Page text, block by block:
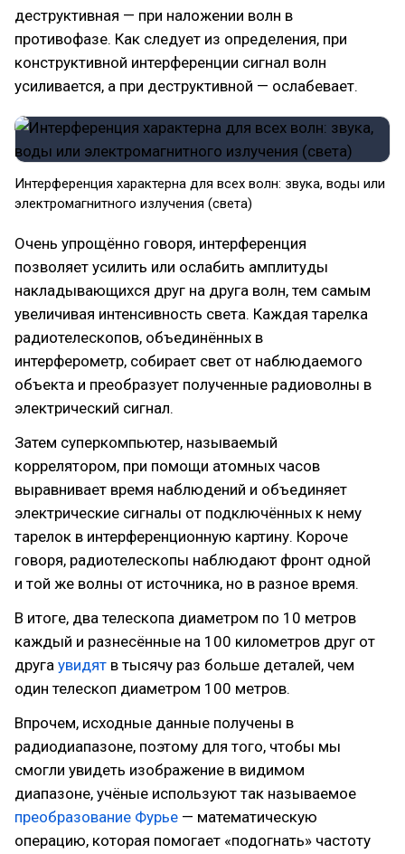
деструктивная — при наложении волн в
противофазе. Как следует из определения, при
конструктивной интерференции сигнал волн
усиливается, а при деструктивной — ослабевает.
Интерференция характерна для всех волн: звука, воды или
электромагнитного излучения (света)
Очень упрощённо говоря, интерференция
позволяет усилить или ослабить амплитуды
накладывающихся друг на друга волн, тем самым
увеличивая интенсивность света. Каждая тарелка
радиотелескопов, объединённых в
интерферометр, собирает свет от наблюдаемого
объекта и преобразует полученные радиоволны в
электрический сигнал.
Затем суперкомпьютер, называемый
коррелятором, при помощи атомных часов
выравнивает время наблюдений и объединяет
электрические сигналы от подключённых к нему
тарелок в интерференционную картину. Короче
говоря, радиотелескопы наблюдают фронт одной
и той же волны от источника, но в разное время.
В итоге, два телескопа диаметром по 10 метров
каждый и разнесённые на 100 километров друг от
друга увидят в тысячу раз больше деталей, чем
один телескоп диаметром 100 метров.
Впрочем, исходные данные получены в
радиодиапазоне, поэтому для того, чтобы мы
смогли увидеть изображение в видимом
диапазоне, учёные используют так называемое
преобразование Фурье — математическую
операцию, которая помогает «подогнать» частоту